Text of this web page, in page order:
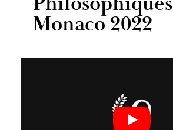
Monaco 2022